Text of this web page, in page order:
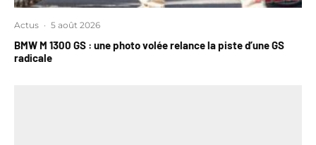
Actus · 5 août 2026
BMW M 1300 GS : une photo volée relance la piste d’une GS
radicale